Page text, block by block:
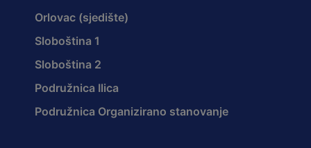
Orlovac (sjedište)
Sloboština 1
Sloboština 2
Podružnica Ilica
Podružnica Organizirano stanovanje